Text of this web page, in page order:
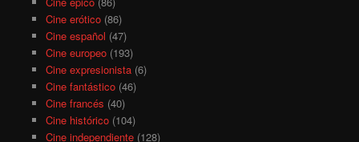
Cine erótico(86)
Cine español (47)
Cine europeo(193)
Cine expresionista(6)
Cine fantástico(46)
Cine francés (40)
Cine histórico(104)
Cine independiente(128)